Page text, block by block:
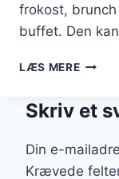
frokost,
buffet. Den
LÆS MERE
OG
TIL
Skriv et
Din e-
Krævede